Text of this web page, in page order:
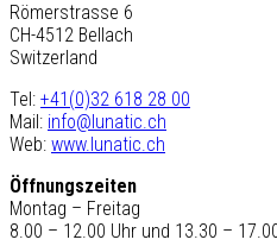
Römerstrasse 6
CH-4512 Bellach
Switzerland
Tel: +41(0)32 618 28 00
Mail: info@lunatic.ch
Web: www.lunatic.ch
Öffnungszeiten
Montag – Freitag
8.00 – 12.00 Uhr und 13.30 –